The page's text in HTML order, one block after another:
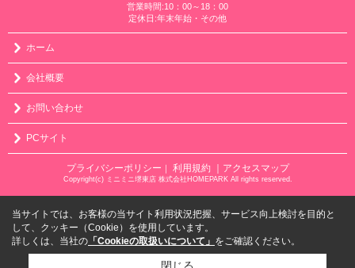
営業時間:10：00～18：00
定休日:年末年始・その他
ホーム
会社概要
お問い合わせ
PCサイト
プライバシーポリシー ｜ 利用規約 ｜アクセスマップ
Copyright(c) ミニミニ堺東店 株式会社HOMEPARK All rights reserved.
当サイトでは、お客様の当サイト利用状況把握、サービス向上検討を目的と
して、クッキー（Cookie）を使用しています。
詳しくは、当社の 「Cookieの取扱いについて」 をご確認ください。